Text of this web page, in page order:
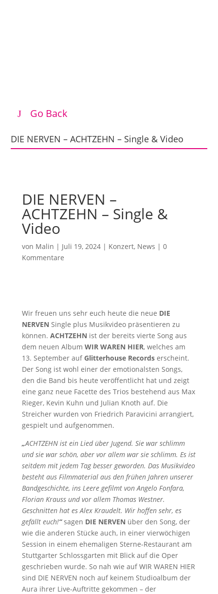
Go Back
DIE NERVEN – ACHTZEHN – Single & Video
DIE NERVEN –
ACHTZEHN – Single &
Video
von Malin | Juli 19, 2024| Konzert, News | 0
Kommentare
Wir freuen uns sehr euch heute die neue DIE
NERVEN Single plus Musikvideo präsentieren zu
können. ACHTZEHN ist der bereits vierte Song aus
dem neuen Album WIR WAREN HIER, welches am
13. September aufGlitterhouse Recordserscheint.
Der Song ist wohl einer der emotionalsten Songs,
den die Band bis heute veröffentlicht hat und zeigt
eine ganz neue Facette des Trios bestehend aus Max
Rieger, Kevin Kuhn und Julian Knoth auf. Die
Streicher wurden von Friedrich Paravicini arrangiert,
gespielt und aufgenommen.
„ACHTZEHN ist ein Lied über Jugend. Sie war schlimm
und sie war schön, aber vor allem war sie schlimm. Es ist
seitdem mit jedem Tag besser geworden. Das Musikvideo
besteht aus Filmmaterial aus den frühen Jahren unserer
Bandgeschichte, ins Leere gefilmt von Angelo Fonfara,
Florian Krauss und vor allem Thomas Westner.
Geschnitten hat es Alex Kraudelt. Wir hoffen sehr, es
gefällt euch!“ sagen DIE NERVEN über den Song, der
wie die anderen Stücke auch, in einer vierwöchigen
Session in einem ehemaligen Sterne-Restaurant am
Stuttgarter Schlossgarten mit Blick auf die Oper
geschrieben wurde. So nah wie auf WIR WAREN HIER
sind DIE NERVEN noch auf keinem Studioalbum der
Aura ihrer Live-Auftritte gekommen – der